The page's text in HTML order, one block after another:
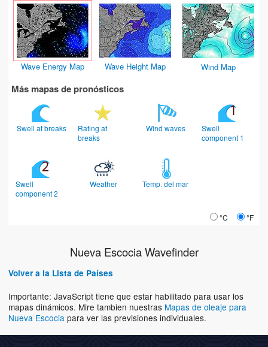
Wave Energy Map Wave Height Map Wind Map
Más mapas de pronósticos
Swell at breaks
Rating at
breaks
Wind waves
Swell
component 1
Swell
component 2
Weather Temp. del mar
°C °F
Nueva Escocia Wavefinder
Volver a la Lista de Países
Importante: JavaScript tiene que estar habilitado para usar los
mapas dinámicos. Mire tambien nuestras Mapas de oleaje para
Nueva Escocia para ver las previsiones individuales.